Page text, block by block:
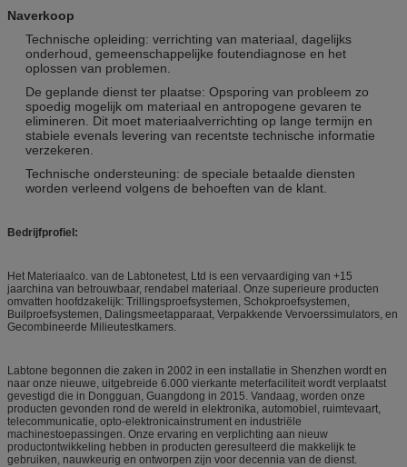
Naverkoop
Technische opleiding: verrichting van materiaal, dagelijks
onderhoud, gemeenschappelijke foutendiagnose en het
oplossen van problemen.
De geplande dienst ter plaatse: Opsporing van probleem zo
spoedig mogelijk om materiaal en antropogene gevaren te
elimineren. Dit moet materiaalverrichting op lange termijn en
stabiele evenals levering van recentste technische informatie
verzekeren.
Technische ondersteuning: de speciale betaalde diensten
worden verleend volgens de behoeften van de klant.
Bedrijfprofiel:
Het Materiaalco. van de Labtonetest, Ltd is een vervaardiging van +15
jaarchina van betrouwbaar, rendabel materiaal. Onze superieure producten
omvatten hoofdzakelijk: Trillingsproefsystemen, Schokproefsystemen,
Builproefsystemen, Dalingsmeetapparaat, Verpakkende Vervoerssimulators, en
Gecombineerde Milieutestkamers.
Labtone begonnen die zaken in 2002 in een installatie in Shenzhen wordt en
naar onze nieuwe, uitgebreide 6.000 vierkante meterfaciliteit wordt verplaatst
gevestigd die in Dongguan, Guangdong in 2015. Vandaag, worden onze
producten gevonden rond de wereld in elektronika, automobiel, ruimtevaart,
telecommunicatie, opto-elektronicainstrument en industriële
machinestoepassingen. Onze ervaring en verplichting aan nieuw
productontwikkeling hebben in producten geresulteerd die makkelijk te
gebruiken, nauwkeurig en ontworpen zijn voor decennia van de dienst.